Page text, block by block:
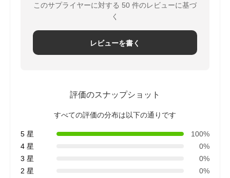
このサプライヤーに対する 50 件のレビューに基づ
く
レビューを書く
評価のスナップショット
すべての評価の分布は以下の通りです
5 星
100%
4 星
0%
3 星
0%
2 星
0%